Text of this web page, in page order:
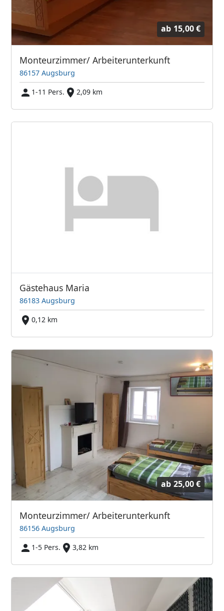
ab 15,00 €
Monteurzimmer/ Arbeiterunterkunft
86157 Augsburg
1-11 Pers.
2,09 km
Gästehaus Maria
86183 Augsburg
0,12 km
ab 25,00 €
Monteurzimmer/ Arbeiterunterkunft
86156 Augsburg
1-5 Pers.
3,82 km